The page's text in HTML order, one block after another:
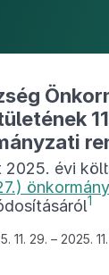
2025. évi
1
11. 29. – 2025.